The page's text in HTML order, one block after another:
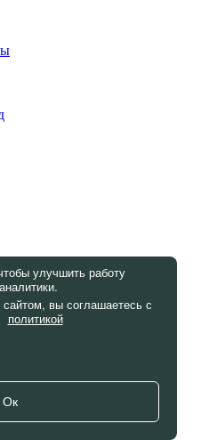
улучшить работу
вы соглашаетесь с
политикой
Ок